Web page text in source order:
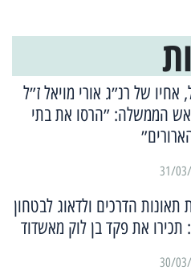
אחיו של רנ״ג אורי מויאל ז״ל
הממשלה: ״הרסו את בתי
הדרכים ולדאוג לבטחון
את פקד בן לוק מאשדוד